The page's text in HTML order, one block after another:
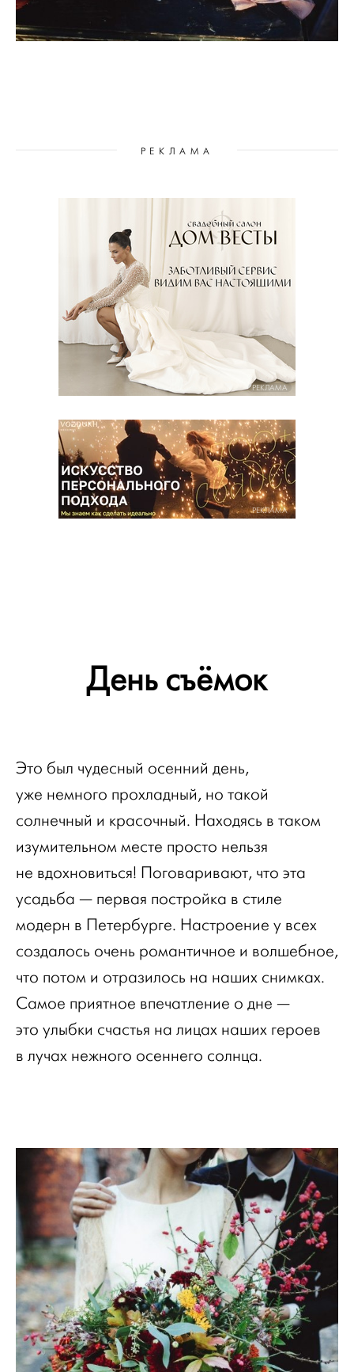
РЕКЛАМА
РЕКЛАМА
РЕКЛАМА
День съёмок
Это был чудесный осенний день,
уже немного прохладный, но такой
солнечный и красочный. Находясь в таком
изумительном месте просто нельзя
не вдохновиться! Поговаривают, что эта
усадьба — первая постройка в стиле
модерн в Петербурге. Настроение у всех
создалось очень романтичное и волшебное,
что потом и отразилось на наших снимках.
Самое приятное впечатление о дне —
это улыбки счастья на лицах наших героев
в лучах нежного осеннего солнца.